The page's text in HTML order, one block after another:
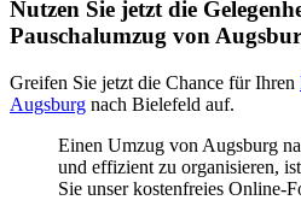
Nutzen Sie jetzt die
Pauschalumzug von
Greifen Sie jetzt die Chance für Ihren
Augsburg nach Bielefeld auf.
Einen Umzug von Augsburg
und effizient zu organisieren,
Sie unser kostenfreies Online-